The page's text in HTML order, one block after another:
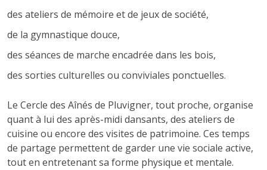
des ateliers de mémoire et de jeux de société,
de la gymnastique douce,
des séances de marche encadrée dans les bois,
des sorties culturelles ou conviviales ponctuelles.
Le Cercle des Aînés de Pluvigner, tout proche, organise
quant à lui des après-midi dansants, des ateliers de
cuisine ou encore des visites de patrimoine. Ces temps
de partage permettent de garder une vie sociale active,
tout en entretenant sa forme physique et mentale.